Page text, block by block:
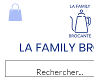
LA FAMILY